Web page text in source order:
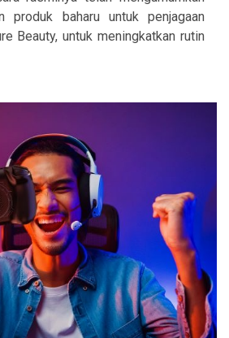
produk baharu untuk penjagaan
Beauty, untuk meningkatkan rutin